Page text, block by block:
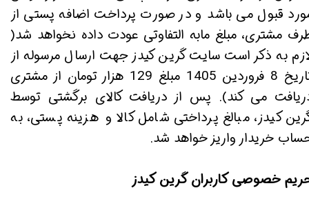
قبول می باشد و در صورت پرداخت اضافه پستی از
مشتری، مبلغ مابه التفاوتی عودت داده نخواهد شد(
به ذکر است سایت گرین کیدز جهت ارسال مرسوله از
تاریخ 8 فروردین 1405 مبلغ 129 هزار تومان از مشتری
می کند). پس از دریافت کالای برگشتی توسط
کیدز، مبالغ پرداختی شامل کالا و هزینه پستی، به
خریدار واریز خواهد شد.
خصوصی کاربران گرین کیدز